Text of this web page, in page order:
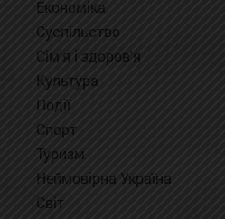
Економіка
Суспільство
Сім'я і здоров'я
Культура
Події
Спорт
Туризм
Неймовірна Україна
Світ